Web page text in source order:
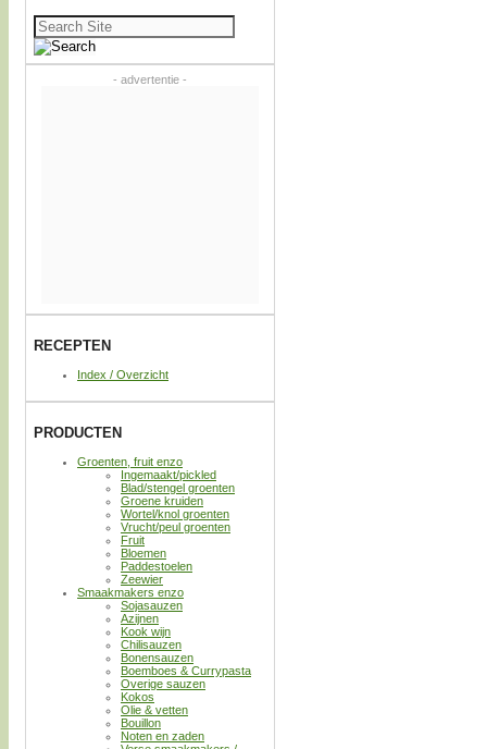
Zoeken
naar:
- advertentie -
RECEPTEN
Index / Overzicht
PRODUCTEN
Groenten, fruit enzo
Ingemaakt/pickled
Blad/stengel groenten
Groene kruiden
Wortel/knol groenten
Vrucht/peul groenten
Fruit
Bloemen
Paddestoelen
Zeewier
Smaakmakers enzo
Sojasauzen
Azijnen
Kook wijn
Chilisauzen
Bonensauzen
Boemboes & Currypasta
Overige sauzen
Kokos
Olie & vetten
Bouillon
Noten en zaden